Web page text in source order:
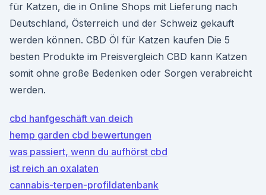
für Katzen, die in Online Shops mit Lieferung nach
Deutschland, Österreich und der Schweiz gekauft
werden können. CBD Öl für Katzen kaufen Die 5
besten Produkte im Preisvergleich CBD kann Katzen
somit ohne große Bedenken oder Sorgen verabreicht
werden.
cbd hanfgeschäft van deich
hemp garden cbd bewertungen
was passiert, wenn du aufhörst cbd
ist reich an oxalaten
cannabis-terpen-profildatenbank